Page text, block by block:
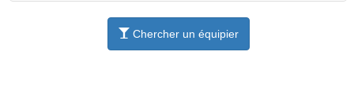
Chercher un équipier